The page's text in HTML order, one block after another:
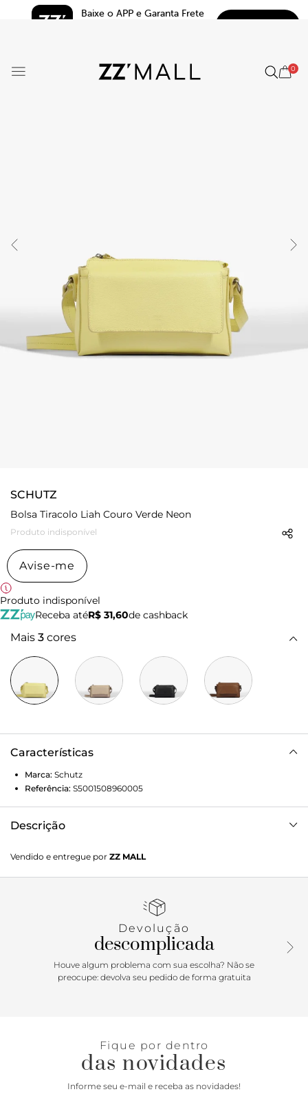
Baixe o APP e Garanta Frete
0
SCHUTZ
Bolsa Tiracolo Liah Couro Verde Neon
Produto indisponível
Avise-me
Produto indisponível
Receba atéR$ 31,60de cashback
Mais 3 cores
Características
Marca: Schutz
Referência: S5001508960005
Descrição
visual trendy e versátil! Compacta, mas com ótimo espaço
interno, ela conta com fechamento por zíper e a
para manter seus itens sempre à mão. Vai ser aquele
momentos! Comprimento da alça: 55cm | Largura da alça:
Vendido e entregue por ZZ MALL
Devolução
descomplicada
Houve algum problema com sua escolha? Não se
preocupe: devolva seu pedido de forma gratuita
Fique por dentro
das novidades
Informe seu e-mail e receba as novidades!